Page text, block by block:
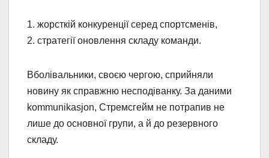
1. жорсткій конкуренції серед спортсменів,
2. стратегії оновлення складу команди.
Вболівальники, своєю чергою, сприйняли
новину як справжню несподіванку. За даними
kommunikasjon, Стремсгейм не потрапив не
лише до основної групи, а й до резервного
складу.